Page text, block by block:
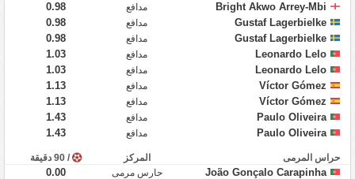
Bright Akwo Arrey-Mbi
مدافع
0.98
Gustaf Lagerbielke
مدافع
0.98
Gustaf Lagerbielke
مدافع
0.98
Leonardo Lelo
مدافع
1.03
Leonardo Lelo
مدافع
1.03
Víctor Gómez
مدافع
1.13
Víctor Gómez
مدافع
1.13
Paulo Oliveira
مدافع
1.43
Paulo Oliveira
مدافع 1.43
حراس المرمى المركز / 90 دقيقة
João Gonçalo Carapinha حارس مرمى
0.00